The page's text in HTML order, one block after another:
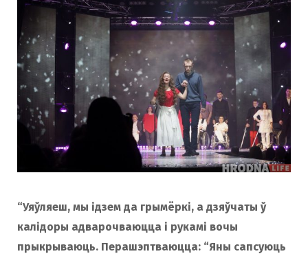
“Уяўляеш, мы ідзем да грымёркі, а дзяўчаты ў
калідоры адварочваюцца і рукамі вочы
прыкрываюць. Перашэптваюцца: “Яны сапсуюць